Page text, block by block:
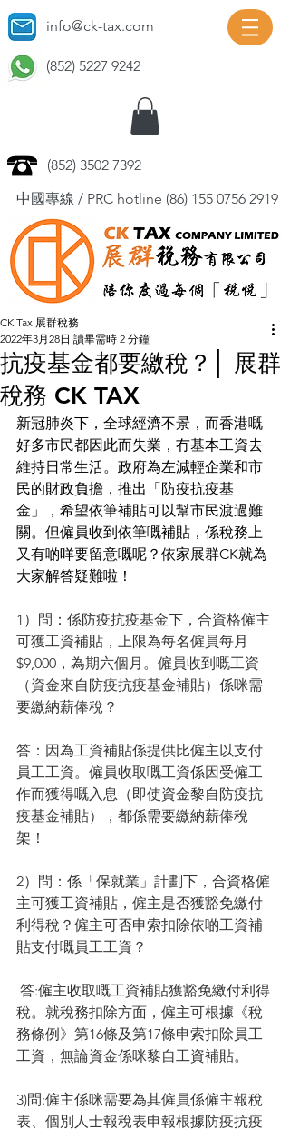
info@ck-tax.com
(852) 5227 9242
(852) 3502 7392
中國專線 / PRC hotline (86) 155 0756 2919
抗疫基金都要繳稅？│ 展群
稅務 CK TAX
CK Tax 展群稅務
2022年3月28日 讀畢需時 2 分鐘
新冠肺炎下，全球經濟不景，而香港嘅
好多市民都因此而失業，冇基本工資去
維持日常生活。政府為左減輕企業和市
民的財政負擔，推出「防疫抗疫基
金」，希望依筆補貼可以幫市民渡過難
關。但僱員收到依筆嘅補貼，係稅務上
又有啲咩要留意嘅呢？依家展群CK就為
大家解答疑難啦！
1）問：係防疫抗疫基金下，合資格僱主
可獲工資補貼，上限為每名僱員每月
$9,000，為期六個月。僱員收到嘅工資
（資金來自防疫抗疫基金補貼）係咪需
要繳納薪俸稅？
答：因為工資補貼係提供比僱主以支付
員工工資。僱員收取嘅工資係因受僱工
作而獲得嘅入息（即使資金黎自防疫抗
疫基金補貼），都係需要繳納薪俸稅
架！
2）問：係「保就業」計劃下，合資格僱
主可獲工資補貼，僱主是否獲豁免繳付
利得稅？僱主可否申索扣除依啲工資補
貼支付嘅員工工資？
稅。就稅務扣除方面，僱主可根據《稅
務條例》第16條及第17條申索扣除員工
工資，無論資金係咪黎自工資補貼。
3)問:僱主係咪需要為其僱員係僱主報稅
表、個別人士報稅表申報根據防疫抗疫